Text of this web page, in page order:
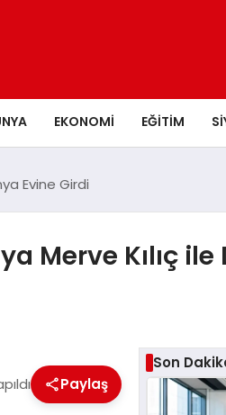
EKONOMI EĞITIM
Evine Girdi
Merve Kılıç ile
Paylaş
Son